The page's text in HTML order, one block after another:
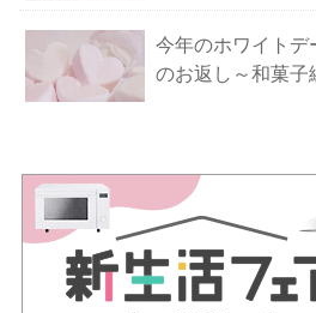
今年のホワイトデ
のお返し～和菓子